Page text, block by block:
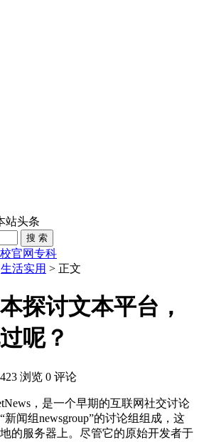
站头条
官网专科
生活实用 > 正文
探讨文本平台，
呢？
423 浏览 0 评论
，是一个早期的互联网社交讨论
闻组newsgroup”的讨论组组成，这
的服务器上。尽管它的原始开发者于